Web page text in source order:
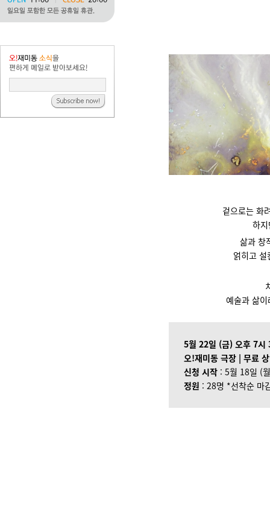
겉으로는 화
하
삶과 창
얽히고
예술과 삶
5월 22일 (금) 오후 7시
오!재미동 극장 | 무료
신청 시작 : 5월 18일 (
정원 : 28명 *선착순 마